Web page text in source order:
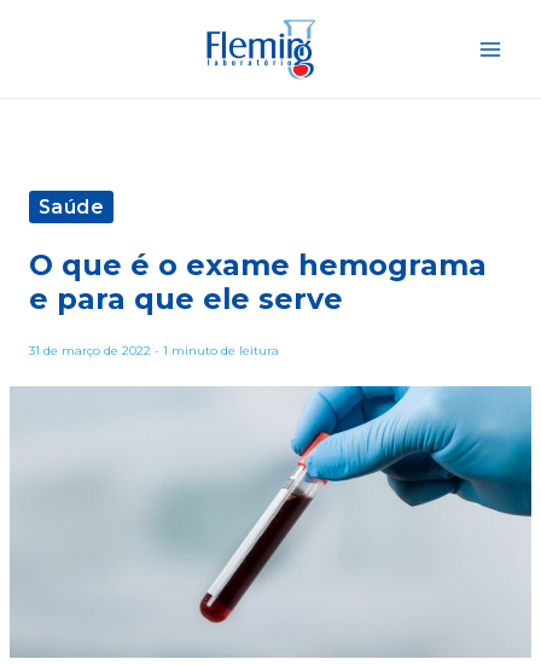
conteúdo
Saúde
O que é o exame hemograma
e para que ele serve
31 de março de 2022 - 1 minuto de leitura